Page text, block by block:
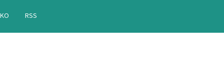
RSS